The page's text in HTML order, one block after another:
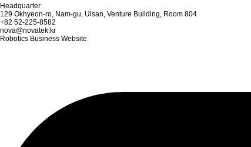
Headquarter
129 Okhyeon-ro, Nam-gu, Ulsan, Venture Building, Room 804
+82 52-225-8582
nova@novatek.kr
Robotics Business Website